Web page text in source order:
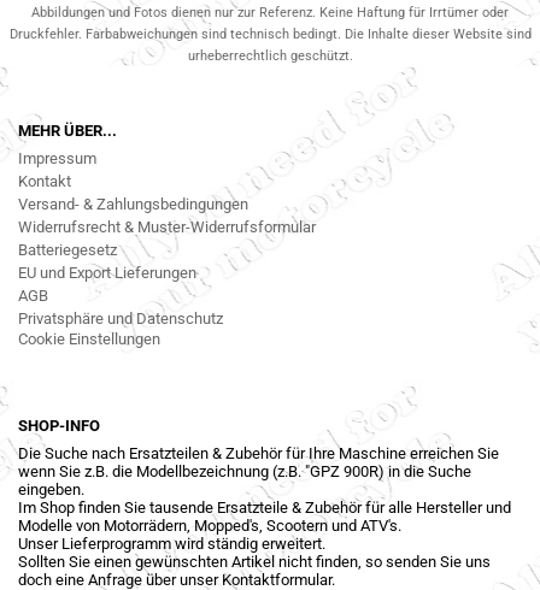
Abbildungen und Fotos dienen nur zur Referenz. Keine Haftung für Irrtümer oder
Druckfehler. Farbabweichungen sind technisch bedingt. Die Inhalte dieser Website sind
urheberrechtlich geschützt.
MEHR ÜBER...
Impressum
Kontakt
Versand- & Zahlungsbedingungen
Widerrufsrecht & Muster-Widerrufsformular
Batteriegesetz
EU und Export Lieferungen
AGB
Privatsphäre und Datenschutz
Cookie Einstellungen
SHOP-INFO
Die Suche nach Ersatzteilen & Zubehör für Ihre Maschine erreichen Sie
wenn Sie z.B. die Modellbezeichnung (z.B. "GPZ 900R) in die Suche
eingeben.
Im Shop finden Sie tausende Ersatzteile & Zubehör für alle Hersteller und
Modelle von Motorrädern, Mopped's, Scootern und ATV's.
Unser Lieferprogramm wird ständig erweitert.
Sollten Sie einen gewünschten Artikel nicht finden, so senden Sie uns
doch eine Anfrage über unser Kontaktformular.